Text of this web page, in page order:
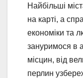
Найбільші
на карті, а
економіки та
зануримося в
місцин, від
перлин